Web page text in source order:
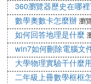
新人教、濟南版、蘇
版；地理教材：新人
㈥ 初中教材都有
語文：人教版 、 語
版 、 北師大版 、 滬
360瀏覽器歷史在哪
數學奧數卡怎麼辦 瀏
如何回答地理是什麼
win7如何刪除電腦文
大學物理實驗干什麼
二年級上冊數學框框